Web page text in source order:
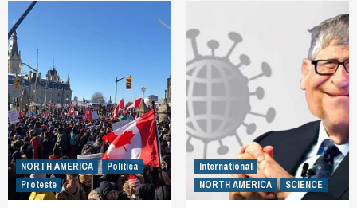
NORTH AMERICA
Politica
Proteste
International
NORTH AMERICA
SCIENCE